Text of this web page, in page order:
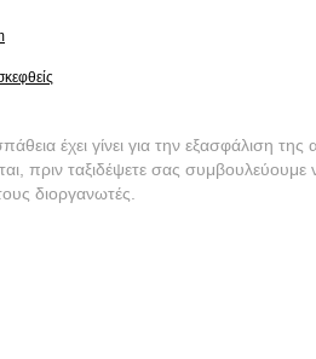
έχει γίνει για την εξασφάλιση της
πριν ταξιδέψετε σας συμβουλεύουμε
διοργανωτές.